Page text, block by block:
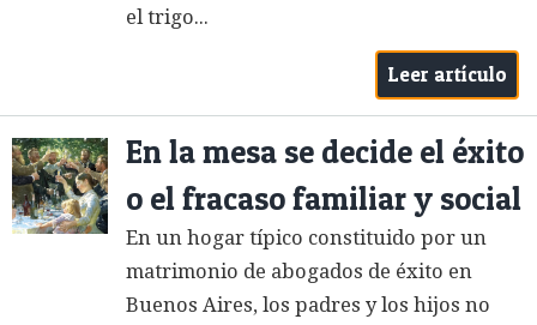
el trigo...
Leer artículo
En la mesa se decide el éxito
o el fracaso familiar y social
En un hogar típico constituido por un
matrimonio de abogados de éxito en
Buenos Aires, los padres y los hijos no